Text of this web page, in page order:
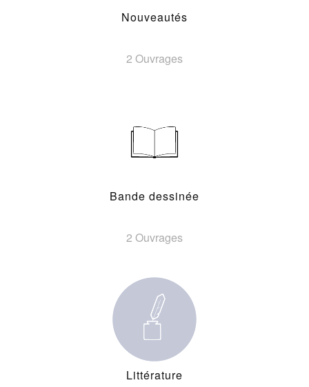
Nouveautés
2 Ouvrages
Bande dessinée
2 Ouvrages
Littérature